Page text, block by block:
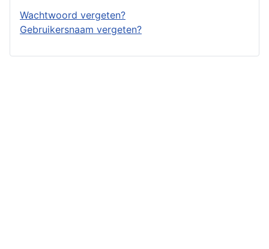
Wachtwoord vergeten?
Gebruikersnaam vergeten?